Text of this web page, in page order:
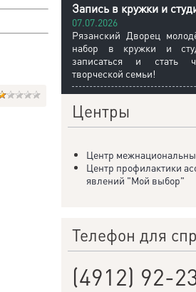
Запись в кружки и
07.07.2026
Рязанский Дворец
набор в кружки и
записаться и стать
творческой семьи!
Центры
Центр
Центр профилактики
явлений "Мой выбор"
Телефон для
(4912) 92-